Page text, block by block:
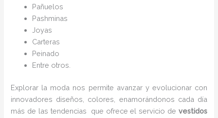
Pañuelos
Pashminas
Joyas
Carteras
Peinado
Entre otros.
Explorar la moda nos permite avanzar y evolucionar con
innovadores diseños, colores, enamorándonos cada día
más de las tendencias que ofrece el servicio de vestidos